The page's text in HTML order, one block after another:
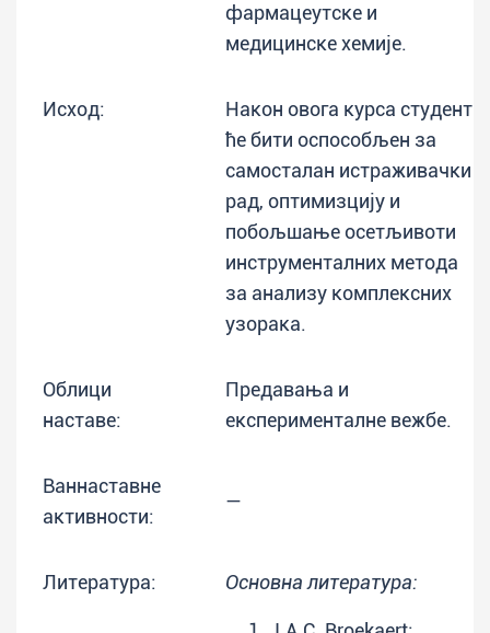
фармацеутске и
медицинске хемије.
Исход:
Након овога курса студент
ће бити оспособљен за
самосталан истраживачки
рад, оптимизцију и
побољшање осетљивоти
инструменталних метода
за анализу комплексних
узорака.
Облици
наставе:
Предавања и
експерименталне вежбе.
Ваннаставне
активности:
—
Литература: Основна литература: